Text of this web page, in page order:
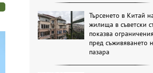
Търсенето в Китай
жилища в съветски
показва
пред съживяването
пазара